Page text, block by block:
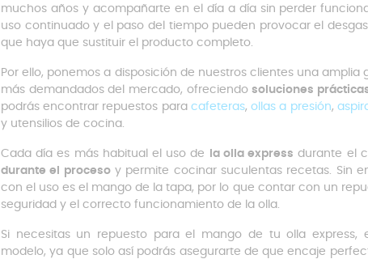
muchos años y acompañarte en el día a día sin perder
uso continuado y el paso del tiempo pueden provocar el
que haya que sustituir el producto completo.
Por ello, ponemos a disposición de nuestros clientes una amplia
más demandados del mercado, ofreciendosoluciones
podrás encontrar repuestos para cafeteras,ollas a presión,
y utensilios de cocina.
Cada día es más habitual el uso de la olla express durante el
durante el procesoy permite cocinar suculentas recetas. Sin
con el uso es el mango de la tapa, por lo que contar con un
seguridad y el correcto funcionamiento de la olla.
Si necesitas un repuesto para el mango de tu olla express,
modelo, ya que solo así podrás asegurarte de que encaje